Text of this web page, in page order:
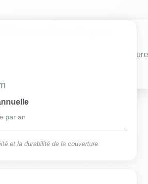
influencent vos travaux de couverture
par an
et la durabilité de la couverture